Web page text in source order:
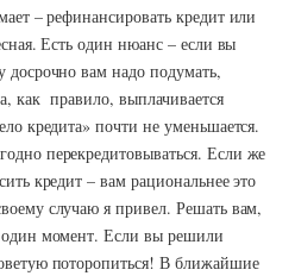
– рефинансировать кредит или
Есть один нюанс – если вы
досрочно вам надо подумать,
как правило, выплачивается
кредита» почти не уменьшается.
перекредитовываться. Если же
кредит – вам рациональнее это
случаю я привел. Решать вам,
момент. Если вы решили
поторопиться! В ближайшие